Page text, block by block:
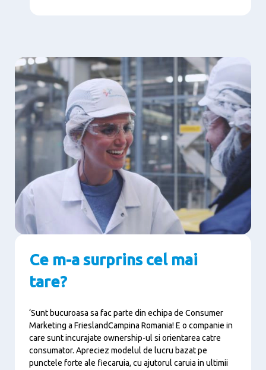
Ce m-a surprins cel mai
tare?
‘Sunt bucuroasa sa fac parte din echipa de Consumer
Marketing a FrieslandCampina Romania! E o companie in
care sunt incurajate ownership-ul si orientarea catre
consumator. Apreciez modelul de lucru bazat pe
punctele forte ale fiecaruia, cu ajutorul caruia in ultimii